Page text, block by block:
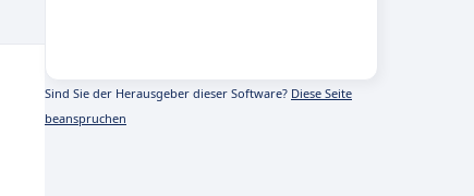
Sind Sie der Herausgeber dieser Software? Diese Seite
beanspruchen